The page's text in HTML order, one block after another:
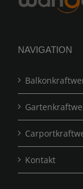
NAVIGATION
Kontakt